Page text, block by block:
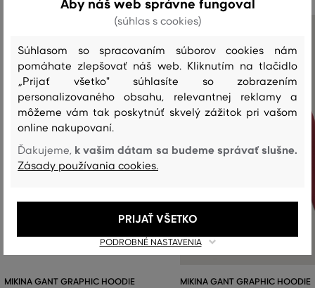
MIKINA GANT GRAPHIC HOODIE MIKINA GANT GRAPHIC HOODIE
Aby náš web správne fungoval
(súhlas s cookies)
Súhlasom so spracovaním súborov cookies nám
pomáhate zlepšovať náš web. Kliknutím na tlačidlo
„Prijať všetko" súhlasíte so zobrazením
personalizovaného obsahu, relevantnej reklamy a
môžeme vám tak poskytnúť skvelý zážitok pri vašom
online nakupovaní.
Ďakujeme, k vašim dátam sa budeme správať slušne.
Zásady používania cookies.
PODROBNÉ NASTAVENIA
PRIJAŤ VŠETKO